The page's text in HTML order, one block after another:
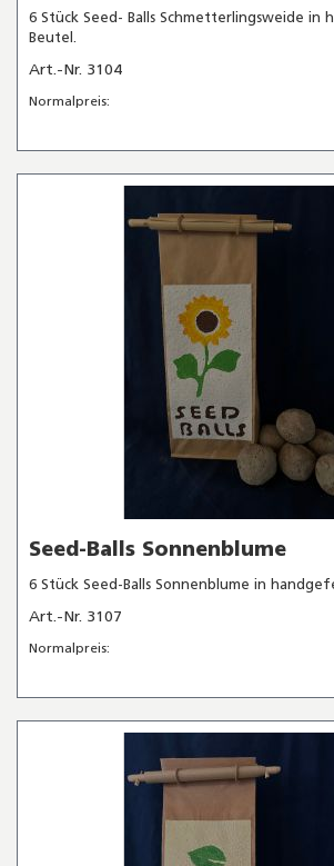
6 Stück Seed- Balls Schmetterlingsweide in
Beutel.
Art.-Nr. 3104
Normalpreis:
Seed-Balls Sonnenblume
6 Stück Seed-Balls Sonnenblume in
Art.-Nr. 3107
Normalpreis: